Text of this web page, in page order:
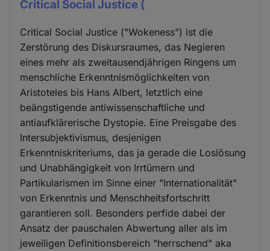
Critical Social Justice (
Critical Social Justice ("Wokeness") ist die
Zerstörung des Diskursraumes, das Negieren
eines mehr als zweitausendjährigen Ringens um
menschliche Erkenntnismöglichkeiten von
Aristoteles bis Hans Albert, letztlich eine
beängstigende antiwissenschaftliche und
antiaufklärerische Dystopie. Eine Preisgabe des
Intersubjektivismus, desjenigen
Erkenntniskriteriums, das ja gerade die Loslösung
und Unabhängigkeit von Irrtümern und
Partikularismen im Sinne einer "Internationalität"
von Erkenntnis und Menschheitsfortschritt
garantieren soll. Besonders perfide dabei der
Ansatz der pauschalen Abwertung aller als im
jeweiligen Definitionsbereich "herrschend" aka